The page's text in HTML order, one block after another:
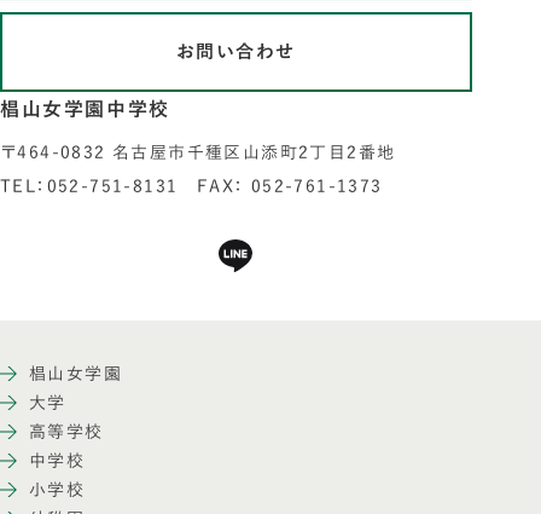
お問い合わせ
椙山女学園中学校
〒464-0832 名古屋市千種区山添町2丁目2番地
TEL：052-751-8131 FAX： 052-761-1373
椙山女学園
大学
高等学校
中学校
小学校